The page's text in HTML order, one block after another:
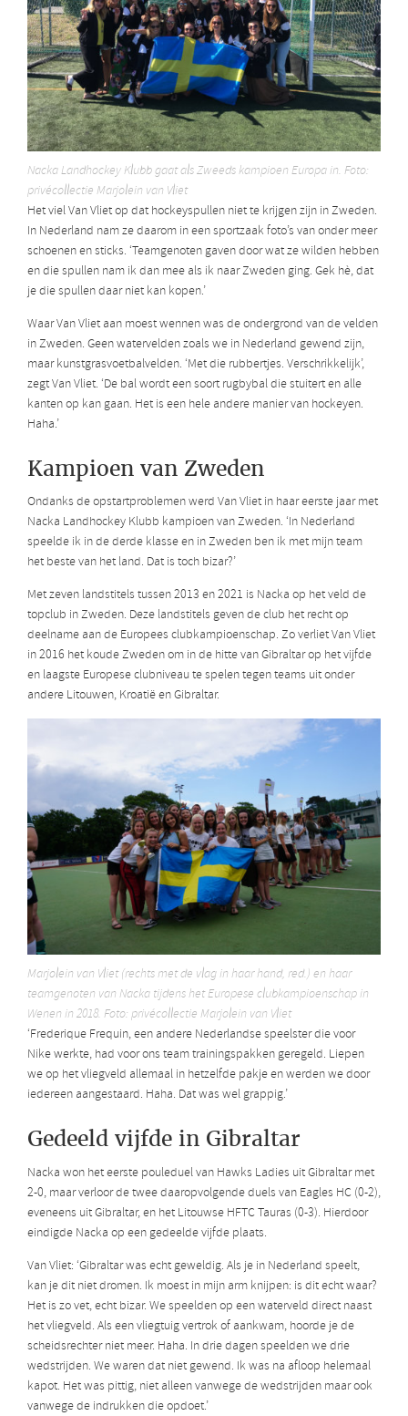
Nacka Landhockey Klubb gaat als Zweeds kampioen Europa in. Foto:
privécollectie Marjolein van Vliet
Het viel Van Vliet op dat hockeyspullen niet te krijgen zijn in Zweden.
In Nederland nam ze daarom in een sportzaak foto’s van onder meer
schoenen en sticks. ‘Teamgenoten gaven door wat ze wilden hebben
en die spullen nam ik dan mee als ik naar Zweden ging. Gek hè, dat
je die spullen daar niet kan kopen.’
Waar Van Vliet aan moest wennen was de ondergrond van de velden
in Zweden. Geen watervelden zoals we in Nederland gewend zijn,
maar kunstgrasvoetbalvelden. ‘Met die rubbertjes. Verschrikkelijk’,
zegt Van Vliet. ‘De bal wordt een soort rugbybal die stuitert en alle
kanten op kan gaan. Het is een hele andere manier van hockeyen.
Haha.’
Kampioen van Zweden
Ondanks de opstartproblemen werd Van Vliet in haar eerste jaar met
Nacka Landhockey Klubb kampioen van Zweden. ‘In Nederland
speelde ik in de derde klasse en in Zweden ben ik met mijn team
het beste van het land. Dat is toch bizar?’
Met zeven landstitels tussen 2013 en 2021 is Nacka op het veld de
topclub in Zweden. Deze landstitels geven de club het recht op
deelname aan de Europees clubkampioenschap. Zo verliet Van Vliet
in 2016 het koude Zweden om in de hitte van Gibraltar op het vijfde
en laagste Europese clubniveau te spelen tegen teams uit onder
andere Litouwen, Kroatië en Gibraltar.
Marjolein van Vliet (rechts met de vlag in haar hand, red.) en haar
teamgenoten van Nacka tijdens het Europese clubkampioenschap in
Wenen in 2018. Foto: privécollectie Marjolein van Vliet
‘Frederique Frequin, een andere Nederlandse speelster die voor
Nike werkte, had voor ons team trainingspakken geregeld. Liepen
we op het vliegveld allemaal in hetzelfde pakje en werden we door
iedereen aangestaard. Haha. Dat was wel grappig.’
Gedeeld vijfde in Gibraltar
Nacka won het eerste pouleduel van Hawks Ladies uit Gibraltar met
2-0, maar verloor de twee daaropvolgende duels van Eagles HC (0-2),
eveneens uit Gibraltar, en het Litouwse HFTC Tauras (0-3). Hierdoor
eindigde Nacka op een gedeelde vijfde plaats.
Van Vliet: ‘Gibraltar was echt geweldig. Als je in Nederland speelt,
kan je dit niet dromen. Ik moest in mijn arm knijpen: is dit echt waar?
Het is zo vet, echt bizar. We speelden op een waterveld direct naast
het vliegveld. Als een vliegtuig vertrok of aankwam, hoorde je de
scheidsrechter niet meer. Haha. In drie dagen speelden we drie
wedstrijden. We waren dat niet gewend. Ik was na afloop helemaal
kapot. Het was pittig, niet alleen vanwege de wedstrijden maar ook
vanwege de indrukken die opdoet.’